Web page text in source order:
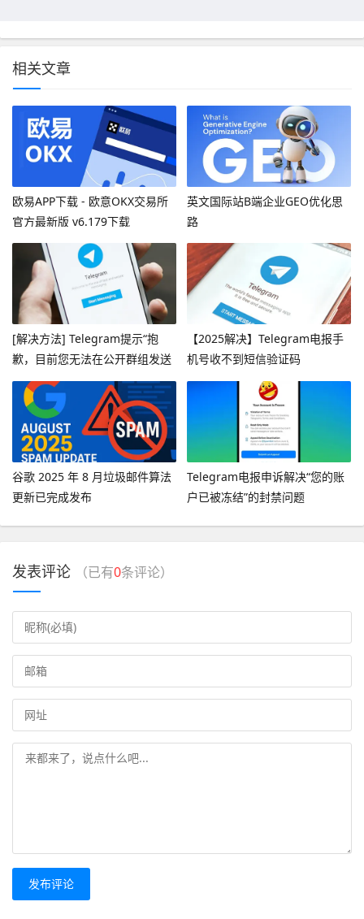
相关文章
欧易APP下载 - 欧意OKX交易所
官方最新版 v6.179下载
英文国际站B端企业GEO优化思
路
[解决方法] Telegram提示“抱
歉，目前您无法在公开群组发送
消息”
【2025解决】Telegram电报手
机号收不到短信验证码
谷歌 2025 年 8 月垃圾邮件算法
更新已完成发布
Telegram电报申诉解决“您的账
户已被冻结”的封禁问题
发表评论 （已有0条评论）
发布评论